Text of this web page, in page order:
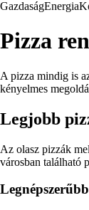
GazdaságEnergia
Pizza
A pizza mindig is
kényelmes
Legjobb
Az olasz pizzák
városban található